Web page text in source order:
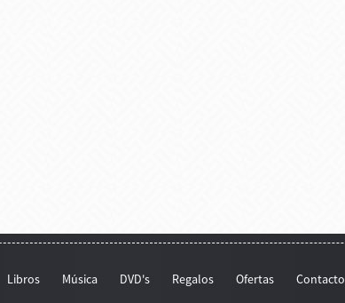
Libros Música DVD's Regalos Ofertas Contacto